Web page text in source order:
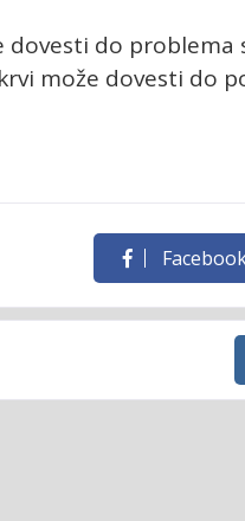
dovesti do
može dovesti do